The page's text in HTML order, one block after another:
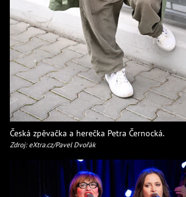
Česká zpěvačka a herečka Petra Černocká.
Zdroj: eXtra.cz/Pavel Dvořák